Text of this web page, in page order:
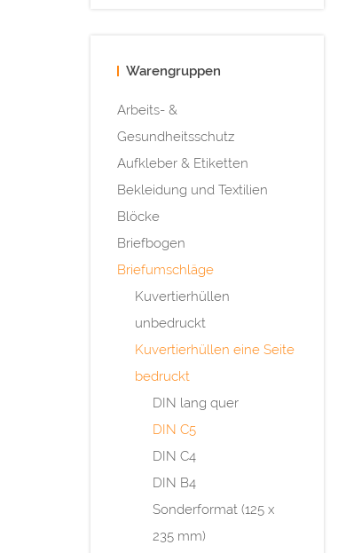
Warengruppen
Arbeits- &
Gesundheitsschutz
Aufkleber & Etiketten
Bekleidung und Textilien
Blöcke
Briefbogen
Briefumschläge
Kuvertierhüllen
unbedruckt
Kuvertierhüllen eine Seite
bedruckt
DIN lang quer
DIN C5
DIN C4
DIN B4
Sonderformat (125 x
235 mm)